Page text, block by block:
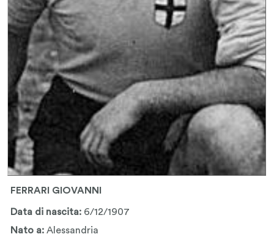
FERRARI GIOVANNI
Data di nascita: 6/12/1907
Nato a:Alessandria